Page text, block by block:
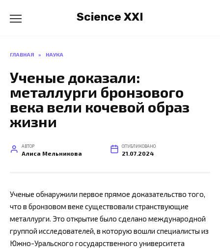
содержанию
Science XXI
ГЛАВНАЯ » НАУКА
Ученые доказали:
металлурги бронзового
века вели кочевой образ
жизни
АВТОР
Алиса Мельникова
ОПУБЛИКОВАНО
21.07.2024
Ученые обнаружили первое прямое доказательство того,
что в бронзовом веке существовали странствующие
металлурги. Это открытие было сделано международной
группой исследователей, в которую вошли специалисты из
Южно-Уральского государственного университета